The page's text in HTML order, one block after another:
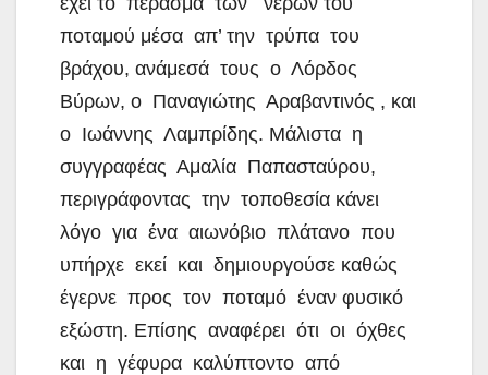
ποταμού μέσα απ’ την τρύπα του
βράχου, ανάμεσά τους ο Λόρδος
Βύρων, ο Παναγιώτης Αραβαντινός , και
ο Ιωάννης Λαμπρίδης. Μάλιστα η
συγγραφέας Αμαλία Παπασταύρου,
περιγράφοντας την τοποθεσία κάνει
λόγο για ένα αιωνόβιο πλάτανο που
υπήρχε εκεί και δημιουργούσε καθώς
έγερνε προς τον ποταμό έναν φυσικό
εξώστη. Επίσης αναφέρει ότι οι όχθες
και η γέφυρα καλύπτοντο από